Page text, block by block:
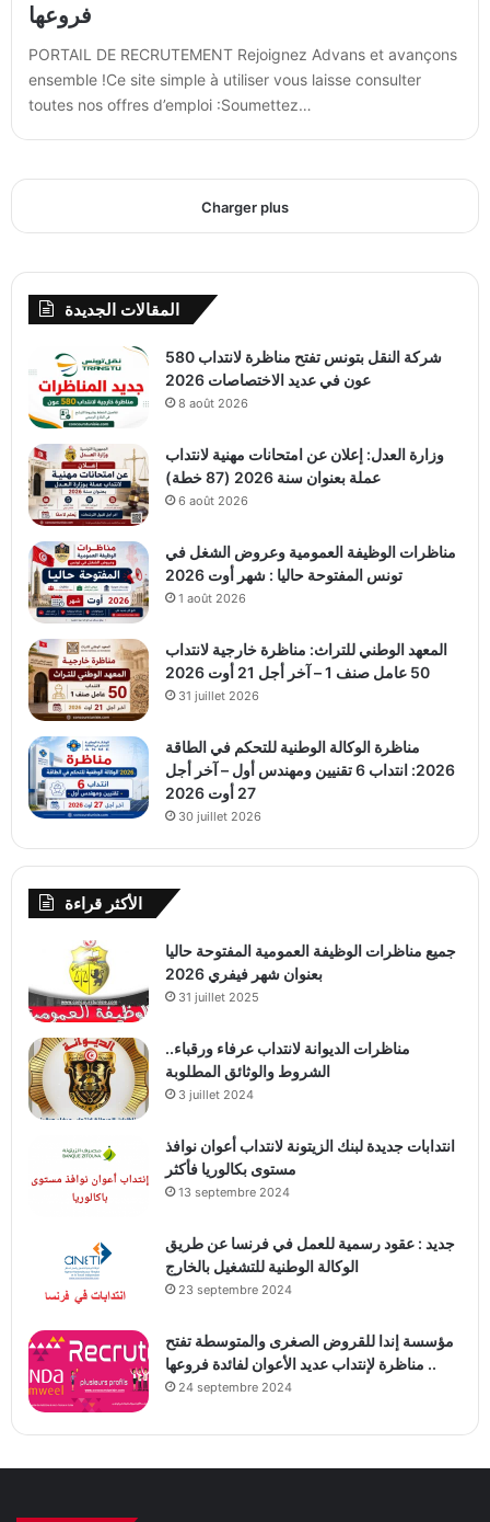
فروعها
PORTAIL DE RECRUTEMENT Rejoignez Advans et avançons
ensemble !Ce site simple à utiliser vous laisse consulter
toutes nos offres d’emploi :Soumettez…
Charger plus
المقالات الجديدة
شركة النقل بتونس تفتح مناظرة لانتداب 580
عون في عديد الاختصاصات 2026
8 août 2026
وزارة العدل: إعلان عن امتحانات مهنية لانتداب
عملة بعنوان سنة 2026 (87 خطة)
6 août 2026
مناظرات الوظيفة العمومية وعروض الشغل في
تونس المفتوحة حاليا : شهر أوت 2026
1 août 2026
المعهد الوطني للتراث: مناظرة خارجية لانتداب
50 عامل صنف 1 – آخر أجل 21 أوت 2026
31 juillet 2026
مناظرة الوكالة الوطنية للتحكم في الطاقة
2026: انتداب 6 تقنيين ومهندس أول – آخر أجل
27 أوت 2026
30 juillet 2026
الأكثر قراءة
جميع مناظرات الوظيفة العمومية المفتوحة حاليا
بعنوان شهر فيفري 2026
31 juillet 2025
مناظرات الديوانة لانتداب عرفاء ورقباء..
الشروط والوثائق المطلوبة
3 juillet 2024
انتدابات جديدة لبنك الزيتونة لانتداب أعوان نوافذ
مستوى بكالوريا فأكثر
13 septembre 2024
جديد : عقود رسمية للعمل في فرنسا عن طريق
الوكالة الوطنية للتشغيل بالخارج
23 septembre 2024
مؤسسة إندا للقروض الصغرى والمتوسطة تفتح
مناظرة لإنتداب عديد الأعوان لفائدة فروعها ..
24 septembre 2024